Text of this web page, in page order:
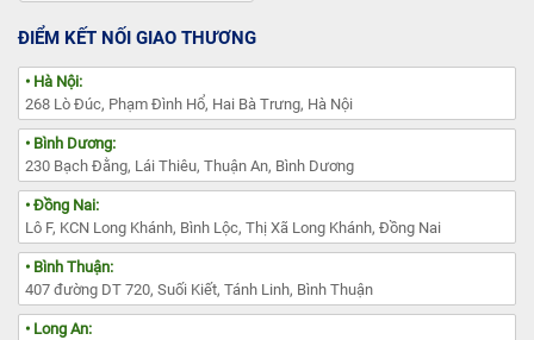
ĐIỂM KẾT NỐI GIAO THƯƠNG
• Hà Nội:
268 Lò Đúc, Phạm Đình Hổ, Hai Bà Trưng, Hà Nội
• Bình Dương:
230 Bạch Đằng, Lái Thiêu, Thuận An, Bình Dương
• Đồng Nai:
Lô F, KCN Long Khánh, Bình Lộc, Thị Xã Long Khánh, Đồng Nai
• Bình Thuận:
407 đường DT 720, Suối Kiết, Tánh Linh, Bình Thuận
• Long An: